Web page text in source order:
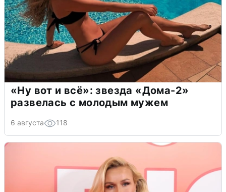
«Ну вот и всё»: звезда «Дома-2»
развелась с молодым мужем
6 августа 118